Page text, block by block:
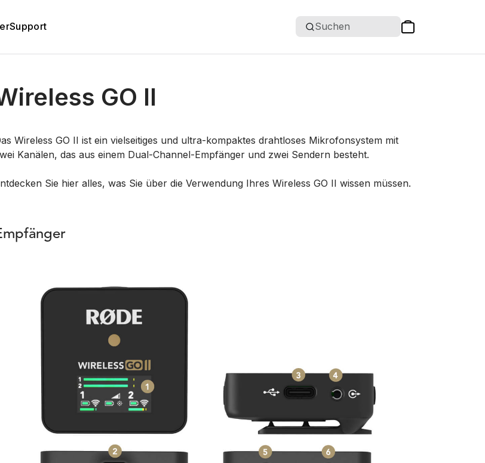
Support Suchen
GO II
Wireless GO II ist ein vielseitiges und ultra-kompaktes drahtloses Mikrofonsystem mit
Kanälen, das aus einem Dual-Channel-Empfänger und zwei Sendern besteht.
Sie hier alles, was Sie über die Verwendung Ihres Wireless GO II wissen müssen.